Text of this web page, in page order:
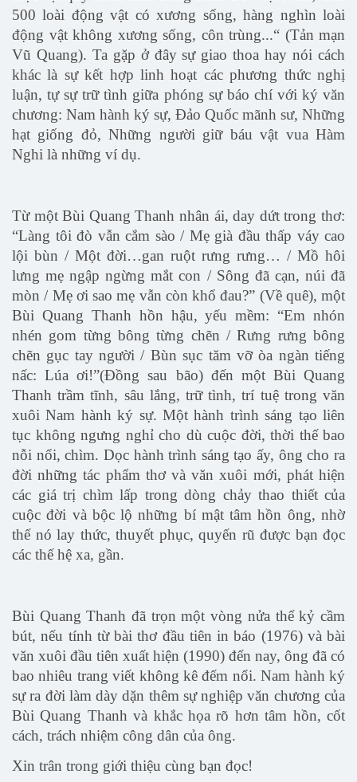
500 loài động vật có xương sống, hàng nghìn loài
động vật không xương sống, côn trùng...“ (Tản mạn
Vũ Quang). Ta gặp ở đây sự giao thoa hay nói cách
khác là sự kết hợp linh hoạt các phương thức nghị
luận, tự sự trữ tình giữa phóng sự báo chí với ký văn
chương: Nam hành ký sự, Đảo Quốc mãnh sư, Những
hạt giống đỏ, Những người giữ báu vật vua Hàm
Nghi là những ví dụ.
Từ một Bùi Quang Thanh nhân ái, day dứt trong thơ:
“Làng tôi đò vẫn cắm sào / Mẹ già đầu thấp váy cao
lội bùn / Một đời…gan ruột rưng rưng… / Mồ hôi
lưng mẹ ngập ngừng mắt con / Sông đã cạn, núi đã
mòn / Mẹ ơi sao mẹ vẫn còn khổ đau?” (Về quê), một
Bùi Quang Thanh hồn hậu, yếu mềm: “Em nhón
nhén gom từng bông từng chẽn / Rưng rưng bông
chẽn gục tay người / Bùn sục tăm vỡ òa ngàn tiếng
nấc: Lúa ơi!”(Đồng sau bão) đến một Bùi Quang
Thanh trầm tĩnh, sâu lắng, trữ tình, trí tuệ trong văn
xuôi Nam hành ký sự. Một hành trình sáng tạo liên
tục không ngưng nghỉ cho dù cuộc đời, thời thế bao
nỗi nổi, chìm. Dọc hành trình sáng tạo ấy, ông cho ra
đời những tác phẩm thơ và văn xuôi mới, phát hiện
các giá trị chìm lấp trong dòng chảy thao thiết của
cuộc đời và bộc lộ những bí mật tâm hồn ông, nhờ
thế nó lay thức, thuyết phục, quyến rũ được bạn đọc
các thế hệ xa, gần.
Bùi Quang Thanh đã trọn một vòng nửa thế kỷ cầm
bút, nếu tính từ bài thơ đầu tiên in báo (1976) và bài
văn xuôi đầu tiên xuất hiện (1990) đến nay, ông đã có
bao nhiêu trang viết không kê đếm nổi. Nam hành ký
sự ra đời làm dày dặn thêm sự nghiệp văn chương của
Bùi Quang Thanh và khắc họa rõ hơn tâm hồn, cốt
cách, trách nhiệm công dân của ông.
Xin trân trong giới thiệu cùng bạn đọc!